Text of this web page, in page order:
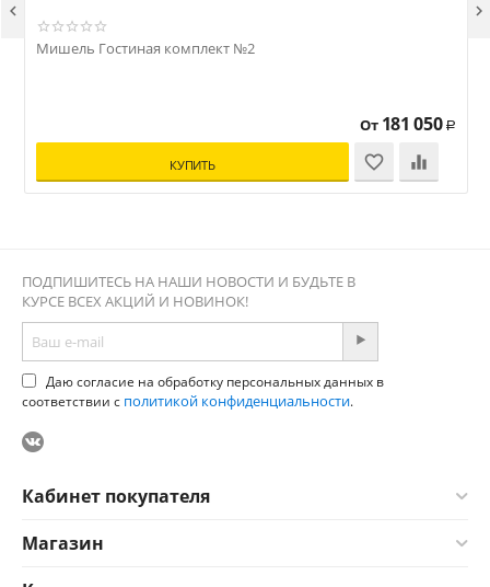
Мишель Гостиная комплект №2
От 181 050 Р
КУПИТЬ
 
ПОДПИШИТЕСЬ НА НАШИ НОВОСТИ И БУДЬТЕ В
КУРСЕ ВСЕХ АКЦИЙ И НОВИНОК!
Даю согласие на обработку персональных данных в
соответствии с политикой конфиденциальности.
Кабинет покупателя
Магазин